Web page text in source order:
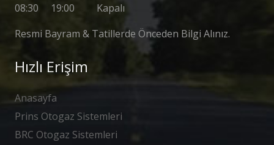
08:30 19:00 Kapalı
Resmi Bayram & Tatillerde Önceden Bilgi Alınız.
Hızlı Erişim
Anasayfa
Prins Otogaz Sistemleri
BRC Otogaz Sistemleri